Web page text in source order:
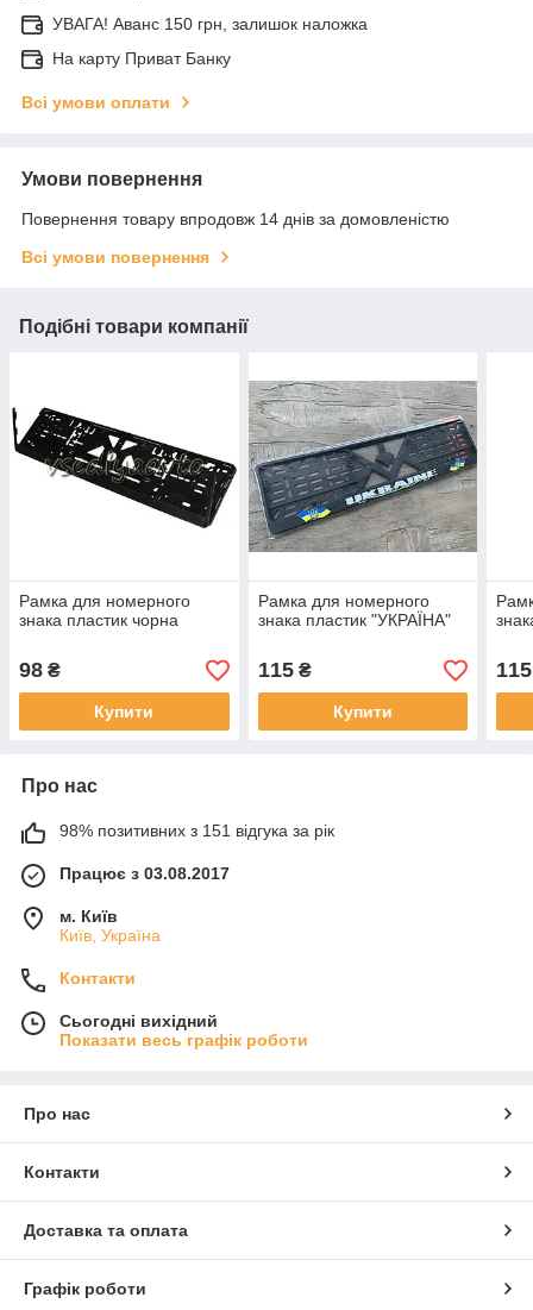
УВАГА! Аванс 150 грн, залишок наложка
На карту Приват Банку
Всі умови оплати
Умови повернення
Повернення товару впродовж 14 днів за домовленістю
Всі умови повернення
Подібні товари компанії
Рамка для номерного
знака пластик чорна
98 ₴
Купити
Рамка для номерного
знака пластик "УКРАЇНА"
115₴
Купити
115
Про нас
98% позитивних з 151 відгука за рік
Працює з 03.08.2017
м. Київ
Київ, Україна
Контакти
Сьогодні вихідний
Показати весь графік роботи
Про нас
Контакти
Доставка та оплата
Графік роботи